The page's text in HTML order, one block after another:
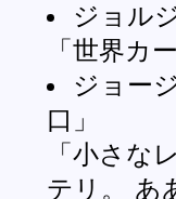
ジョル
「世界カ
ジョー
口」
「小さな
テリ。 あ